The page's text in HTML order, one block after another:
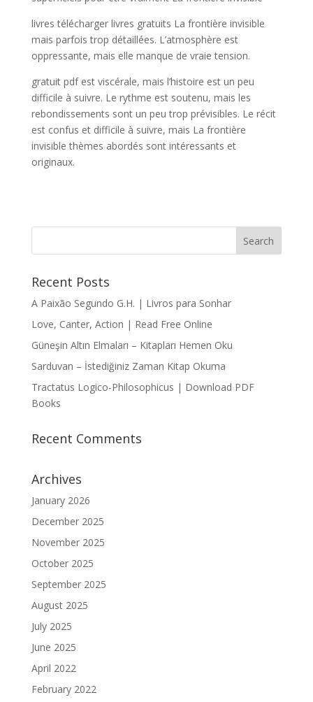
livres télécharger livres gratuits La frontière invisible
mais parfois trop détaillées. L’atmosphère est
oppressante, mais elle manque de vraie tension.
gratuit pdf est viscérale, mais l’histoire est un peu
difficile à suivre. Le rythme est soutenu, mais les
rebondissements sont un peu trop prévisibles. Le récit
est confus et difficile à suivre, mais La frontière
invisible thèmes abordés sont intéressants et
originaux.
Recent Posts
A Paixão Segundo G.H. | Livros para Sonhar
Love, Canter, Action | Read Free Online
Güneşin Altın Elmaları – Kitapları Hemen Oku
Sarduvan – İstediğiniz Zaman Kitap Okuma
Tractatus Logico-Philosophicus | Download PDF
Books
Recent Comments
Archives
January 2026
December 2025
November 2025
October 2025
September 2025
August 2025
July 2025
June 2025
April 2022
February 2022